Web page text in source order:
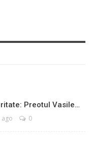
Preotul Vasile…
ago 0